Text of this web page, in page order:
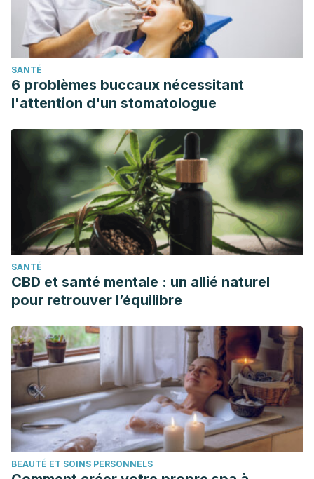
SANTÉ
6 problèmes buccaux nécessitant
l'attention d'un stomatologue
SANTÉ
CBD et santé mentale : un allié naturel
pour retrouver l’équilibre
BEAUTÉ ET SOINS PERSONNELS